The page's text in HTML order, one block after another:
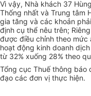
Vì vậy, Nhà khách 37
Thống nhất và Trung tâm
gia tăng và các khoản
định cụ thể nêu trên;
được điều chỉnh theo mức
hoạt động kinh doanh
từ 32% xuống 28% theo
Tổng cục Thuế thông báo
đạo các đơn vị thực hiện.